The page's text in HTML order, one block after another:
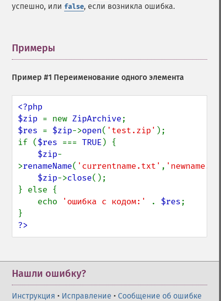
успешно, или false, если возникла ошибка.
Примеры
Пример #1 Переименование одного элемента
<?php
$zip = new ZipArchive
$res = $zip->open( 'test.zip' );
if ($res === TRUE ) {
$zip-
>renameName( 'currentname.txt' ,
$zip->close();
} else {
    echo
'ошибка с кодом:' . $res;
?>
Нашли ошибку?
Инструкция • Исправление • Сообщение об ошибке